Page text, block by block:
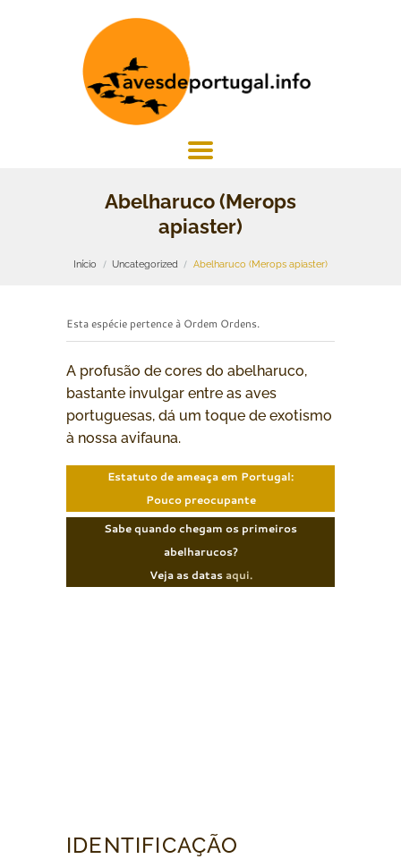
Abelharuco (Merops
apiaster)
Início Uncategorized Abelharuco (Merops apiaster)
Esta espécie pertence à Ordem Ordens.
A profusão de cores do abelharuco,
bastante invulgar entre as aves
portuguesas, dá um toque de exotismo
à nossa avifauna.
Estatuto de ameaça em Portugal:
Pouco preocupante
Sabe quando chegam os primeiros
abelharucos?
Veja as datasaqui.
IDENTIFICAÇÃO